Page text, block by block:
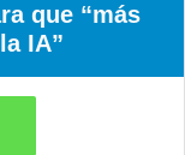
que “más
IA”